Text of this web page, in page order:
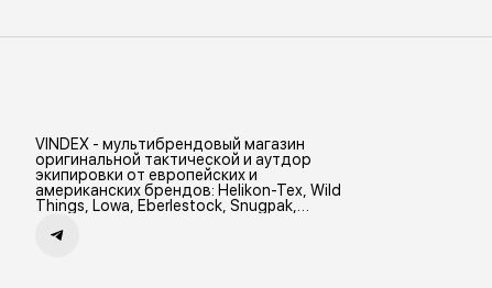
VINDEX - мультибрендовый магазин
оригинальной тактической и аутдор
экипировки от европейских и
американских брендов: Helikon-Tex, Wild
Things, Lowa, Eberlestock, Snugpak,